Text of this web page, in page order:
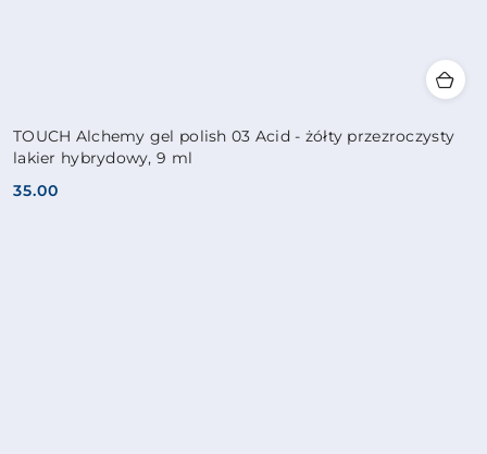
TOUCH Alchemy gel polish 03 Acid - żółty przezroczysty
lakier hybrydowy, 9 ml
Cena:
35.00